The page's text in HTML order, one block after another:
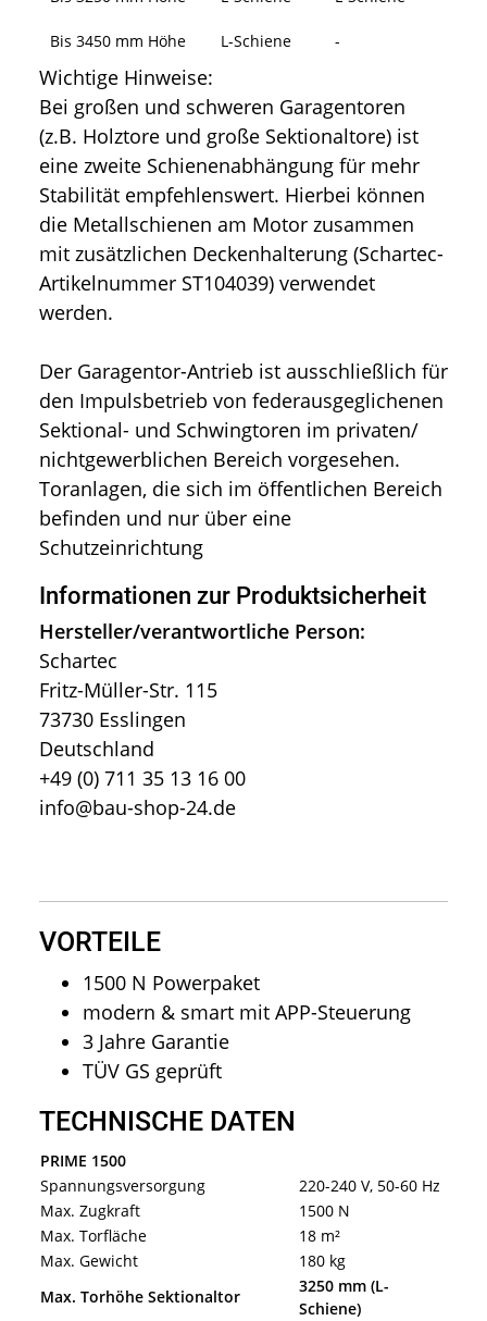
Bis 3450 mm Höhe L-Schiene -
Wichtige Hinweise:
Bei großen und schweren Garagentoren
(z.B. Holztore und große Sektionaltore) ist
eine zweite Schienenabhängung für mehr
Stabilität empfehlenswert. Hierbei können
die Metallschienen am Motor zusammen
mit zusätzlichen Deckenhalterung (Schartec-
Artikelnummer ST104039) verwendet
werden.
Der Garagentor-Antrieb ist ausschließlich für
den Impulsbetrieb von federausgeglichenen
Sektional- und Schwingtoren im privaten/
nichtgewerblichen Bereich vorgesehen.
Toranlagen, die sich im öffentlichen Bereich
befinden und nur über eine
Schutzeinrichtung
Informationen zur Produktsicherheit
Hersteller/verantwortliche Person:
Schartec
Fritz-Müller-Str. 115
73730 Esslingen
Deutschland
+49 (0) 711 35 13 16 00
info@bau-shop-24.de
VORTEILE
1500 N Powerpaket
modern & smart mit APP-Steuerung
3 Jahre Garantie
TÜV GS geprüft
TECHNISCHE DATEN
PRIME 1500
Spannungsversorgung
220-240 V, 50-60 Hz
Max. Zugkraft
1500 N
Max. Torfläche
18 m²
Max. Gewicht
180 kg
Max. Torhöhe Sektionaltor
3250 mm (L-
Schiene)